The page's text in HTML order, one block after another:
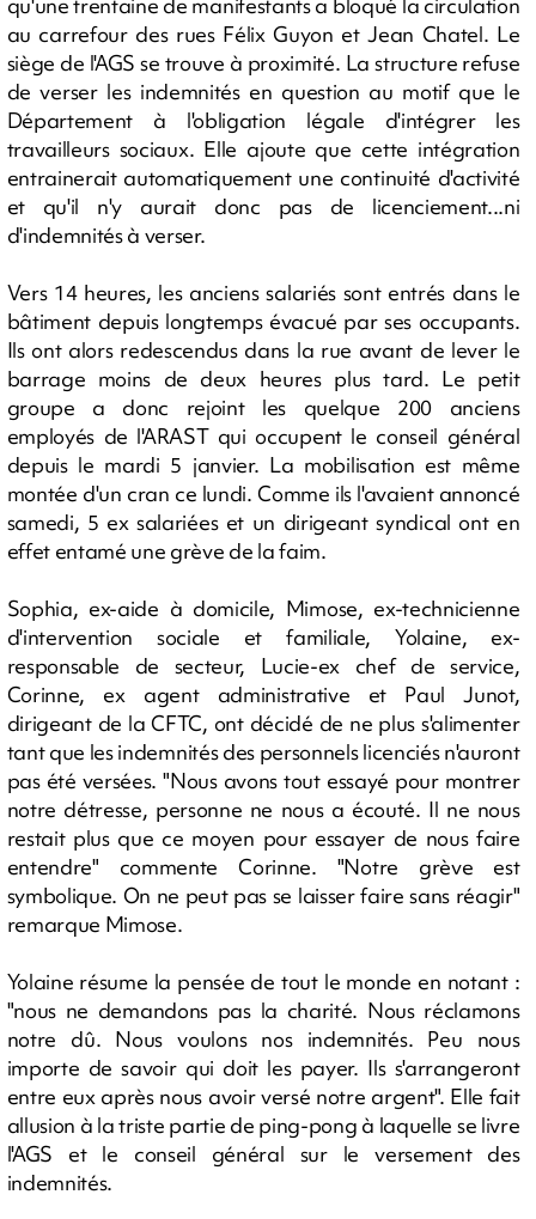
au carrefour des rues Félix Guyon et Jean Chatel. Le
siège de l'AGS se trouve à proximité. La structure refuse
de verser les indemnités en question au motif que le
Département à l'obligation légale d'intégrer les
travailleurs sociaux. Elle ajoute que cette intégration
entrainerait automatiquement une continuité d'activité
et qu'il n'y aurait donc pas de licenciement...ni
d'indemnités à verser.
Vers 14 heures, les anciens salariés sont entrés dans le
bâtiment depuis longtemps évacué par ses occupants.
Ils ont alors redescendus dans la rue avant de lever le
barrage moins de deux heures plus tard. Le petit
groupe a donc rejoint les quelque 200 anciens
employés de l'ARAST qui occupent le conseil général
depuis le mardi 5 janvier. La mobilisation est même
montée d'un cran ce lundi. Comme ils l'avaient annoncé
samedi, 5 ex salariées et un dirigeant syndical ont en
effet entamé une grève de la faim.
Sophia, ex-aide à domicile, Mimose, ex-technicienne
d'intervention sociale et familiale, Yolaine, ex-
responsable de secteur, Lucie-ex chef de service,
Corinne, ex agent administrative et Paul Junot,
dirigeant de la CFTC, ont décidé de ne plus s'alimenter
tant que les indemnités des personnels licenciés n'auront
pas été versées. "Nous avons tout essayé pour montrer
notre détresse, personne ne nous a écouté. Il ne nous
restait plus que ce moyen pour essayer de nous faire
entendre" commente Corinne. "Notre grève est
symbolique. On ne peut pas se laisser faire sans réagir"
remarque Mimose.
Yolaine résume la pensée de tout le monde en notant :
"nous ne demandons pas la charité. Nous réclamons
notre dû. Nous voulons nos indemnités. Peu nous
importe de savoir qui doit les payer. Ils s'arrangeront
entre eux après nous avoir versé notre argent". Elle fait
allusion à la triste partie de ping-pong à laquelle se livre
l'AGS et le conseil général sur le versement des
indemnités.